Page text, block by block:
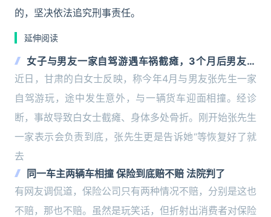
的，坚决依法追究刑事责任。
延伸阅读
女子与男友一家自驾游遇车祸截瘫，3个月后男友失
联！
近日，甘肃的白女士反映，称今年4月与男友张先生一家
自驾游玩，途中发生意外，与一辆货车迎面相撞。经诊
断，事故导致白女士截瘫、身体多处骨折。刚开始张先生
一家表示会负责到底，张先生更是告诉她“等恢复好了就
去
同一车主两辆车相撞 保险到底赔不赔 法院判了
有网友调侃道，保险公司只有两种情况不赔，分别是这也
不赔，那也不赔。虽然是玩笑话，但折射出消费者对保险